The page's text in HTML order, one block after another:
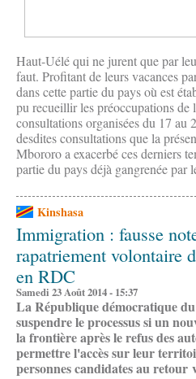
Haut-Uélé qui ne jurent que par
faut. Profitant de leurs vacances
dans cette partie du pays où est
pu recueillir les préoccupations de
consultations organisées du 17 au
desdites consultations que la
Mbororo a exacerbé ces derniers
partie du pays déjà gangrenée par
Kinshasa
Immigration : fausse
rapatriement volontaire
en RDC
Samedi 23 Août 2014 - 15:37
La République démocratique
suspendre le processus si un
la frontière après le refus des
permettre l'accès sur leur
personnes candidates au retour